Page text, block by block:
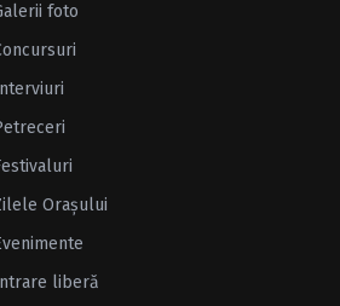
foto
Oraşului
liberă